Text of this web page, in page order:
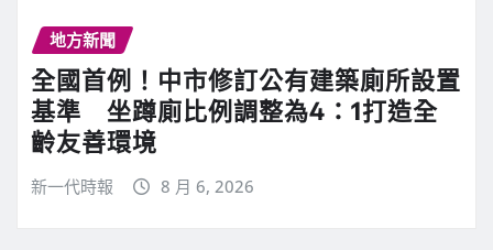
地方新聞
全國首例！中市修訂公有建築廁所設置
基準 坐蹲廁比例調整為4：1打造全
齡友善環境
新一代時報 8 月 6, 2026